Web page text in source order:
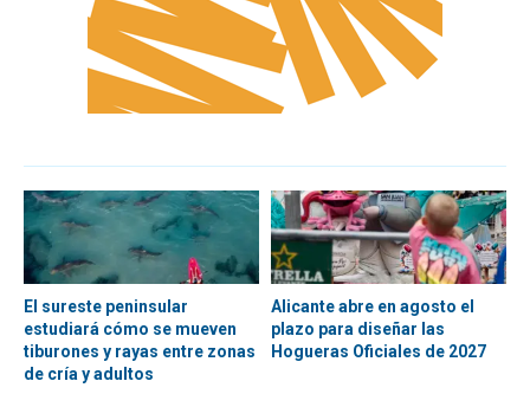
El sureste peninsular
estudiará cómo se mueven
tiburones y rayas entre zonas
de cría y adultos
Alicante abre en agosto el
plazo para diseñar las
Hogueras Oficiales de 2027